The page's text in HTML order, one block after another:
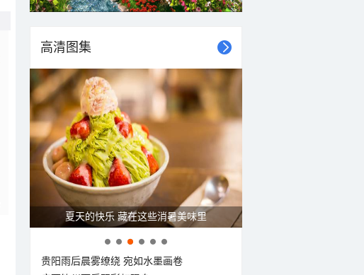
高清图集
夏天的快乐 藏在这些消暑美味里
贵阳雨后晨雾缭绕 宛如水墨画卷